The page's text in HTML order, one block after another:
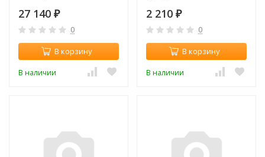
SC Connector
27 140 ₽
0
В корзину
В наличии
2 210 ₽
0
В корзину
В наличии